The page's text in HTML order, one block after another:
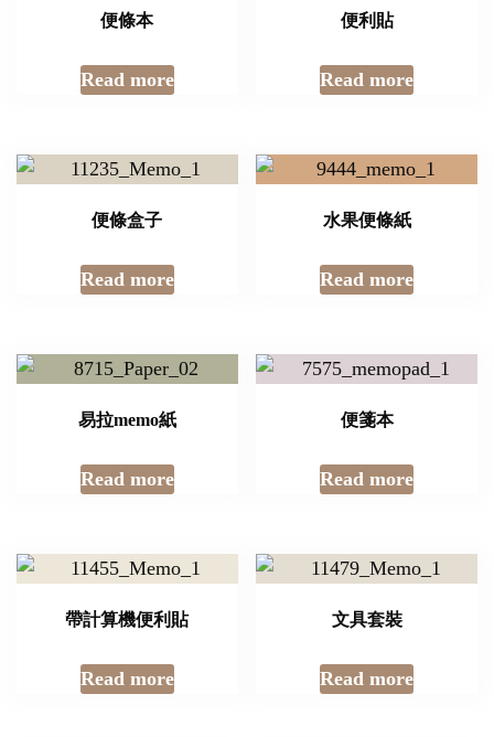
便條本
Read more
便利貼
Read more
便條盒子
Read more
水果便條紙
Read more
易拉memo紙
Read more
便箋本
Read more
帶計算機便利貼
Read more
文具套裝
Read more